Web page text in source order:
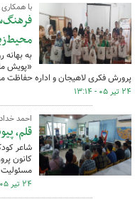
با
به
«پویش
پرورش فکری لاهیجان و اداره حفاظت
۲۴ تیر ۰۵ - ۱۳:۱۴
احمد
قلم،
شاعر
کانون
۲۴ تیر ۰۵ - ۱۲:۴۱